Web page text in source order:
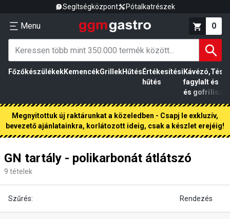
Segítségközpont Pótalkatrészek
Menu 0
FőzőkészülékekKemencékGrillekHűtés Értékesítési
hűtés
Kávézó,
fagylalt
és gofri
és
liszt
Megnyitottuk új raktárunkat a közeledben - Csapj le exkluzív,
bevezető ajánlatainkra, korlátozott ideig, csak a készlet erejéig!
GN tartály - polikarbonát átlátszó
9 tételek
Szűrés: Rendezés